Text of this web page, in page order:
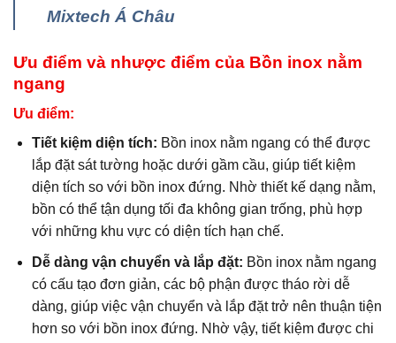
Mixtech Á Châu
Ưu điểm và nhược điểm của Bồn inox nằm
ngang
Ưu điểm:
Tiết kiệm diện tích: Bồn inox nằm ngang có thể được
lắp đặt sát tường hoặc dưới gầm cầu, giúp tiết kiệm
diện tích so với bồn inox đứng. Nhờ thiết kế dạng nằm,
bồn có thể tận dụng tối đa không gian trống, phù hợp
với những khu vực có diện tích hạn chế.
Dễ dàng vận chuyển và lắp đặt: Bồn inox nằm ngang
có cấu tạo đơn giản, các bộ phận được tháo rời dễ
dàng, giúp việc vận chuyển và lắp đặt trở nên thuận tiện
hơn so với bồn inox đứng. Nhờ vậy, tiết kiệm được chi